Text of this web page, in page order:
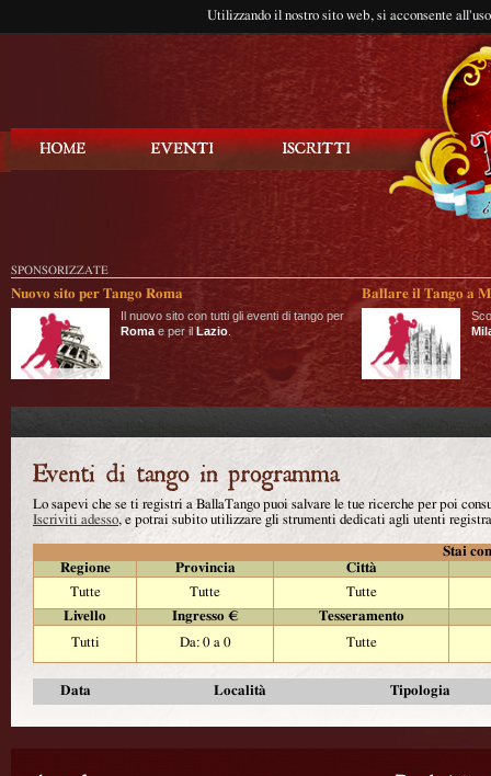
Utilizzando il nostro sito web, si acconsente
SPONSORIZZATE
Nuovo sito per Tango Roma
Il nuovo sito con tutti gli eventi di tango per
Roma e per il Lazio
Ballare il Tango a
Lo sapevi che se ti registri a BallaTango puoi salvare le tue ricerche per poi
Iscriviti adesso, e potrai subito utilizzare gli strumenti dedicati agli utenti
Stai
Regione
Provincia
Città
Tutte
Tutte
Tutte
Livello
Ingresso €
Tesseramento
Tutti
Da: 0 a 0 Tutte
Data Località Tipologia